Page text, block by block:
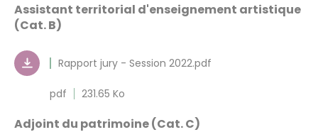
Assistant territorial d'enseignement artistique
(Cat. B)
Rapport jury - Session 2022.pdf
pdf 231.65 Ko
Adjoint du patrimoine (Cat. C)